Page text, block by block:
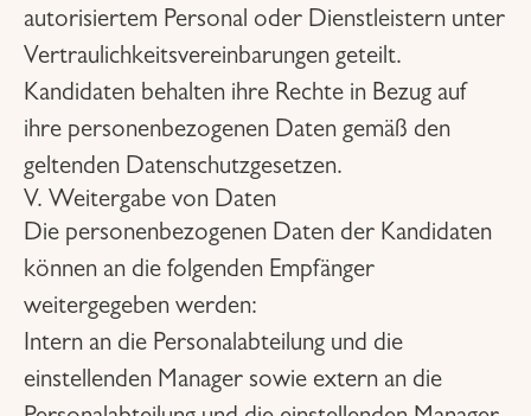
autorisiertem Personal oder Dienstleistern unter
Vertraulichkeitsvereinbarungen geteilt.
Kandidaten behalten ihre Rechte in Bezug auf
ihre personenbezogenen Daten gemäß den
geltenden Datenschutzgesetzen.
V. Weitergabe von Daten
Die personenbezogenen Daten der Kandidaten
können an die folgenden Empfänger
weitergegeben werden:
Intern an die Personalabteilung und die
einstellenden Manager sowie extern an die